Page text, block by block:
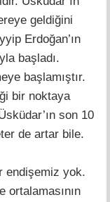
geldiğini
Erdoğan’ın
başladı.
başlamıştır.
bir noktaya
son 10
de artar bile.
endişemiz yok.
ortalamasının